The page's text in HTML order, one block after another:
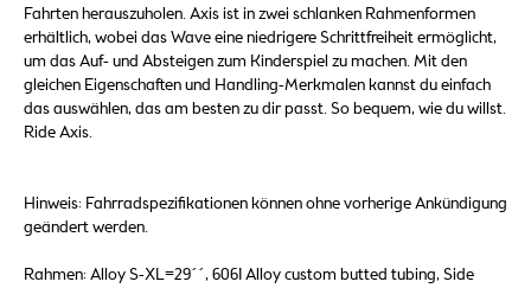
Fahrten herauszuholen. Axis ist in zwei schlanken Rahmenformen
erhältlich, wobei das Wave eine niedrigere Schrittfreiheit ermöglicht,
um das Auf- und Absteigen zum Kinderspiel zu machen. Mit den
gleichen Eigenschaften und Handling-Merkmalen kannst du einfach
das auswählen, das am besten zu dir passt. So bequem, wie du willst.
Ride Axis.
Hinweis: Fahrradspezifikationen können ohne vorherige Ankündigung
geändert werden.
Rahmen: Alloy S-XL=29´´, 6061 Alloy custom butted tubing, Side